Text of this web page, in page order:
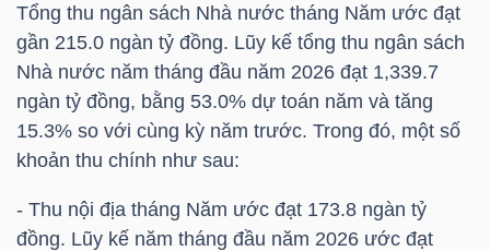
Tổng thu ngân sách Nhà nước tháng Năm ước đạt
gần 215.0 ngàn tỷ đồng. Lũy kế tổng thu ngân sách
Nhà nước năm tháng đầu năm 2026 đạt 1,339.7
ngàn tỷ đồng, bằng 53.0% dự toán năm và tăng
15.3% so với cùng kỳ năm trước. Trong đó, một số
khoản thu chính như sau:
- Thu nội địa tháng Năm ước đạt 173.8 ngàn tỷ
đồng. Lũy kế năm tháng đầu năm 2026 ước đạt
TẾ
THẾ
GIỚI